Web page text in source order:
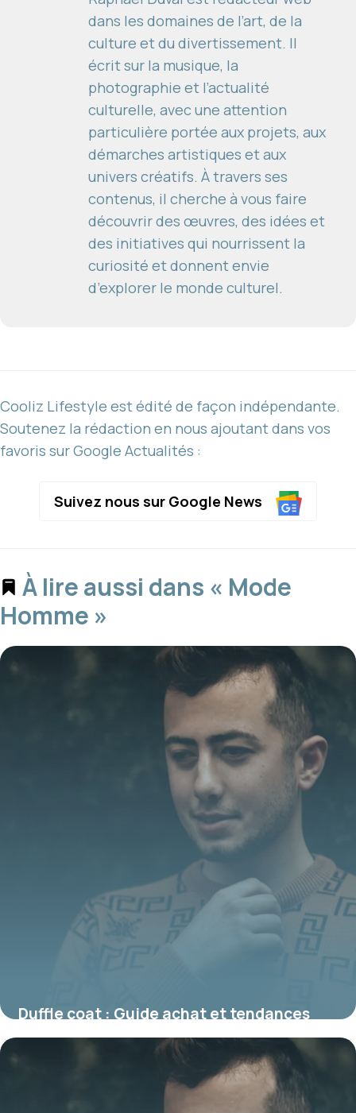
dans les domaines de l’art, de la
culture et du divertissement. Il
écrit sur la musique, la
photographie et l’actualité
culturelle, avec une attention
particulière portée aux projets, aux
démarches artistiques et aux
univers créatifs. À travers ses
contenus, il cherche à vous faire
découvrir des œuvres, des idées et
des initiatives qui nourrissent la
curiosité et donnent envie
d’explorer le monde culturel.
Cooliz Lifestyle est édité de façon indépendante.
Soutenez la rédaction en nous ajoutant dans vos
favoris sur Google Actualités :
Suivez nous sur Google News
À lire aussi dans « Mode
Homme »
Duffle coat : Guide achat et tendances
2026